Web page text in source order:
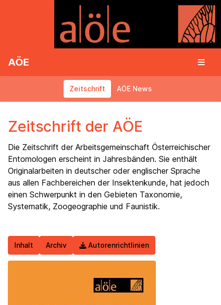
AÖE
Zeitschrift AÖE News
Zeitschrift der AÖE
Die Zeitschrift der Arbeitsgemeinschaft Österreichischer
Entomologen erscheint in Jahresbänden. Sie enthält
Originalarbeiten in deutscher oder englischer Sprache
aus allen Fachbereichen der Insektenkunde, hat jedoch
einen Schwerpunkt in den Gebieten Taxonomie,
Systematik, Zoogeographie und Faunistik.
Inhalt Archiv Autorenrichtlinien